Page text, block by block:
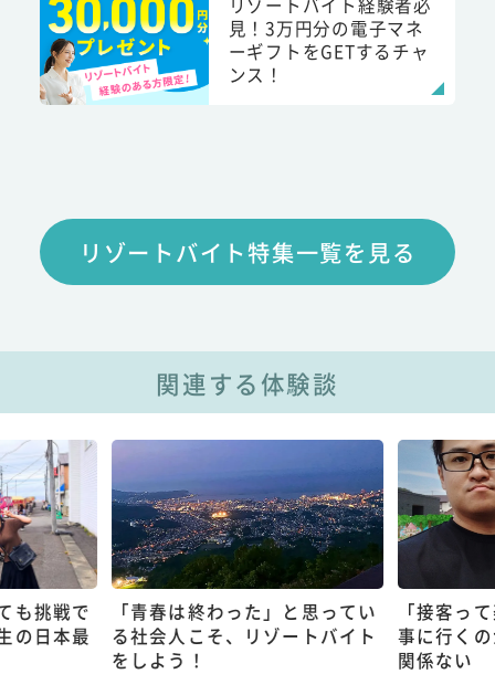
見！3万円分の電子マネ
ーギフトをGETするチャ
ンス！
リゾートバイト特集一覧を見る
関連する体験談
も挑戦で
の日本最
「青春は終わった」と思ってい
る社会人こそ、リゾートバイト
をしよう！
「接客っ
事に行く
関係ない